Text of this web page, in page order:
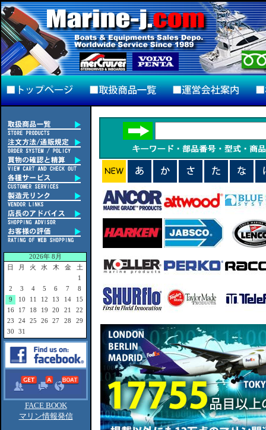
2026年 8月
日
月 火 水 木 金
土
1
2
3 4 5 6 7
8
9
10 11 12 13 14
15
16
17 18 19 20 21
22
23
24 25 26 27 28
29
30
31
FACE BOOK
マリン情報発信